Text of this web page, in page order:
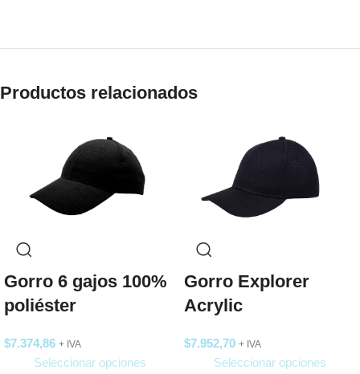
Productos relacionados
Gorro 6 gajos 100%
poliéster
$7.374,86 + IVA
Seleccionar opciones
Gorro Explorer
Acrylic
$7.952,70 + IVA
Seleccionar opciones